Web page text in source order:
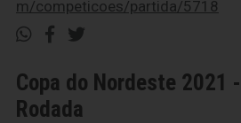
m/competicoes/partida/5718
Copa do Nordeste 2021
Rodada